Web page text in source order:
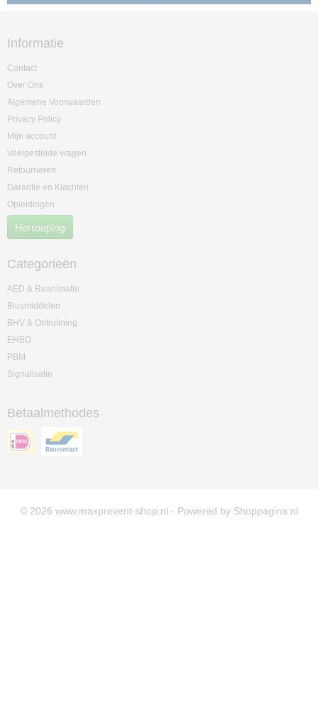
Informatie
Contact
Over Ons
Algemene Voorwaarden
Privacy Policy
Mijn account
Veelgestelde vragen
Retourneren
Garantie en Klachten
Opleidingen
Herroeping
Categorieën
AED & Reanimatie
Blusmiddelen
BHV & Ontruiming
EHBO
PBM
Signalisatie
Betaalmethodes
© 2026 www.maxprevent-shop.nl - Powered by Shoppagina.nl